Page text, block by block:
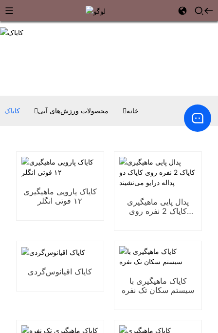
خانه محصولات ورزش‌های آبی کایاک
کایاک پارویی ماهیگیری
۱۲ فوتی انگلر
پدال پایی ماهیگیری
کایاک 2 نفره روی
کایاک اقیانوس‌گردی
کایاک ماهیگیری با
سیستم سکان تک نفره